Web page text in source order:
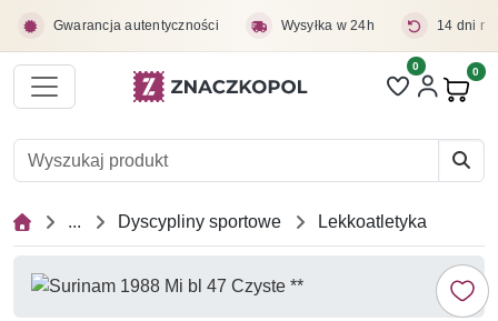
Gwarancja autentyczności Wysyłka w 24h 14 dni
Liczba pozycji
0 0
... Dyscypliny sportowe Lekkoatletyka